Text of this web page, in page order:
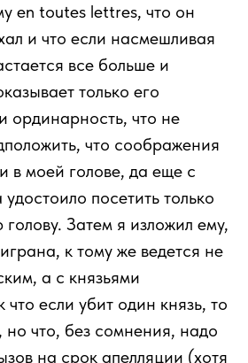
en toutes lettres, что он
и что если насмешливая
все больше и
только его
ординарность, что не
что соображения
в моей голове, да еще с
посетить только
Затем я изложил ему,
к тому же ведется не
а с князьями
если убит один князь, то
но что, без сомнения, надо
на срок апелляции (хотя